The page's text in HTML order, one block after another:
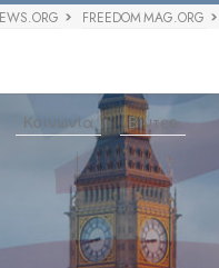
FREEDOM MAG.ORG
Κοινωνία Βίντεο